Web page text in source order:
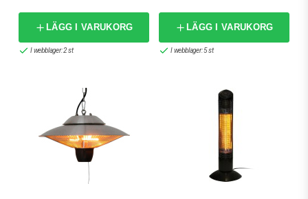
LÄGG I VARUKORG
I webblager: 2 st
LÄGG I VARUKORG
I webblager: 5 st